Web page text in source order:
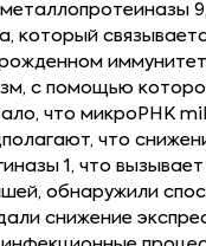
с помощью
что микроРНК
что
1, что
обнаружили
снижение